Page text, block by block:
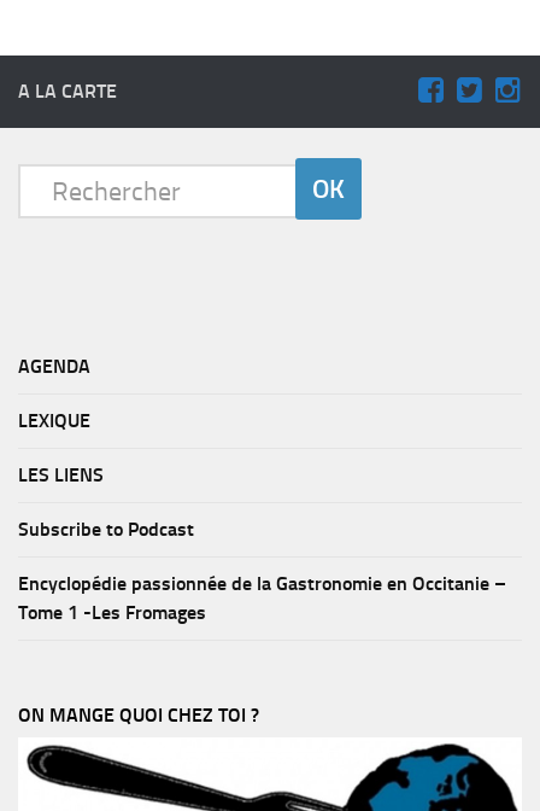
A LA CARTE
AGENDA
LEXIQUE
LES LIENS
Subscribe to Podcast
Encyclopédie passionnée de la Gastronomie en Occitanie –
Tome 1 -Les Fromages
ON MANGE QUOI CHEZ TOI ?